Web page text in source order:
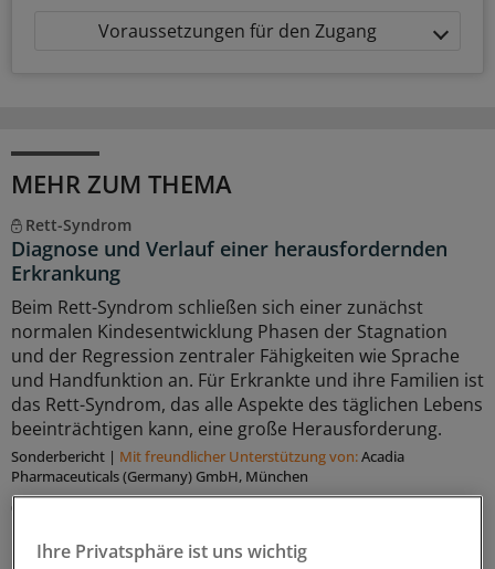
Voraussetzungen für den Zugang
MEHR ZUM THEMA
Rett-Syndrom
Diagnose und Verlauf einer herausfordernden
Erkrankung
Beim Rett-Syndrom schließen sich einer zunächst
normalen Kindesentwicklung Phasen der Stagnation
und der Regression zentraler Fähigkeiten wie Sprache
und Handfunktion an. Für Erkrankte und ihre Familien ist
das Rett-Syndrom, das alle Aspekte des täglichen Lebens
beeinträchtigen kann, eine große Herausforderung.
Sonderbericht | Mit freundlicher Unterstützung von:Acadia
Pharmaceuticals (Germany) GmbH, München
03.08.2026
Ihre Privatsphäre ist uns wichtig